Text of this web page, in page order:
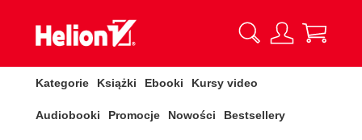
Kategorie Książki Ebooki Kursy video
Audiobooki Promocje Nowości Bestsellery